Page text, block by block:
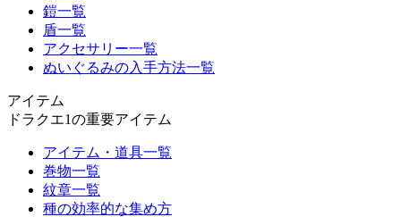
鎧一覧
盾一覧
アクセサリー一覧
ぬいぐるみの入手方法一覧
アイテム
ドラクエ1の重要アイテム
アイテム・道具一覧
巻物一覧
紋章一覧
種の効率的な集め方